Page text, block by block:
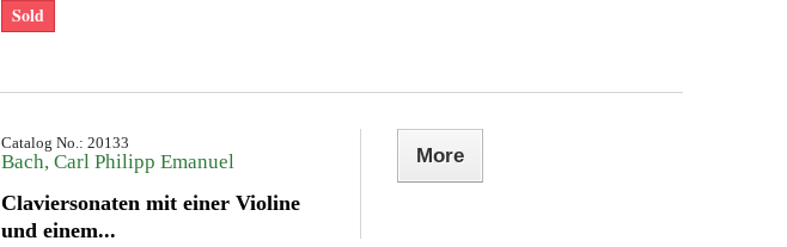
Sold
Catalog No.: 20133
Bach, Carl Philipp Emanuel
Claviersonaten mit einer Violine
und einem...
More